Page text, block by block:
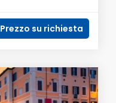
Prezzo su richiesta